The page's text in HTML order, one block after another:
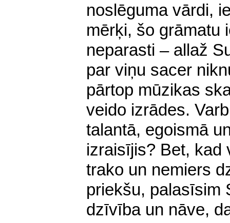
noslēguma vārdi,
mērķi, šo grāmatu
neparasti – allaž
par viņu sacer
pārtop mūzikas
veido izrādes.
talantā, egoismā
izraisījis? Bet, kad
trako un nemiers
priekšu, palasīsim
dzīvība un nāve,